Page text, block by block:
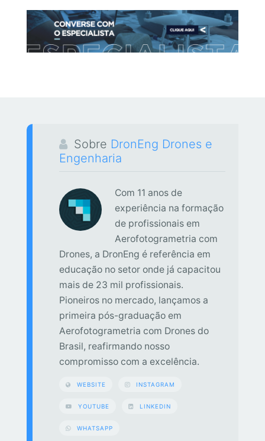
Sobre DronEng Drones e
Engenharia
Com 11 anos de
experiência na formação
de profissionais em
Aerofotogrametria com
Drones, a DronEng é referência em
educação no setor onde já capacitou
mais de 23 mil profissionais.
Pioneiros no mercado, lançamos a
primeira pós-graduação em
Aerofotogrametria com Drones do
Brasil, reafirmando nosso
compromisso com a excelência.
WEBSITE INSTAGRAM
YOUTUBE LINKEDIN
WHATSAPP